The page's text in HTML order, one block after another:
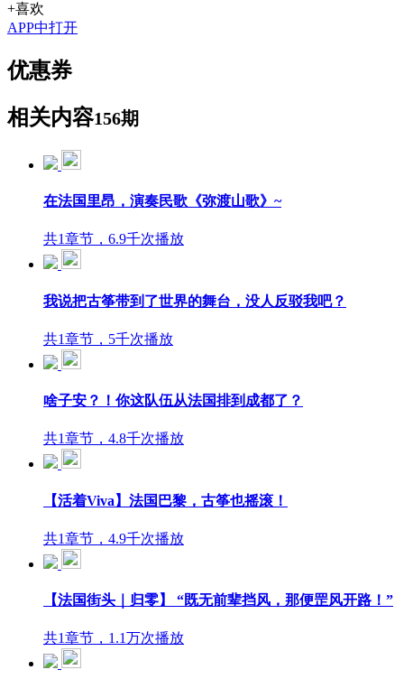
+喜欢
APP中打开
优惠券
相关内容156期
在法国里昂，演奏民歌《弥渡山歌》~
共1章节，6.9千次播放
我说把古筝带到了世界的舞台，没人反驳我吧？
共1章节，5千次播放
啥子安？！你这队伍从法国排到成都了？
共1章节，4.8千次播放
【活着Viva】法国巴黎，古筝也摇滚！
共1章节，4.9千次播放
【法国街头｜归零】 “既无前辈挡风，那便罡风开路！”
共1章节，1.1万次播放